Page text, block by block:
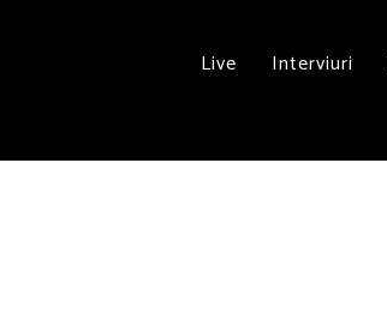
Live Interviuri